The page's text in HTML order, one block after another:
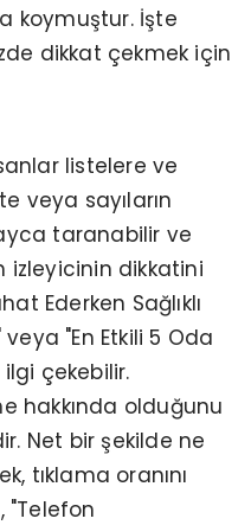
koymuştur. İşte
dikkat çekmek için
listelere ve
veya sayıların
taranabilir ve
izleyicinin dikkatini
Ederken Sağlıklı
"En Etkili 5 Oda
ilgi çekebilir.
hakkında olduğunu
Net bir şekilde ne
tıklama oranını
"Telefon